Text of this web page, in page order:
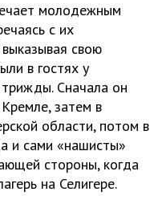
молодежным
с их
свою
в гостях у
Сначала он
затем в
области, потом в
и сами «нашисты»
стороны, когда
на Селигере.